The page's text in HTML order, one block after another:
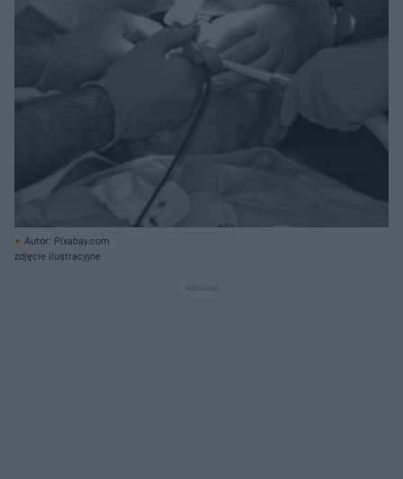
Autor: Pixabay.com
zdjęcie ilustracyjne